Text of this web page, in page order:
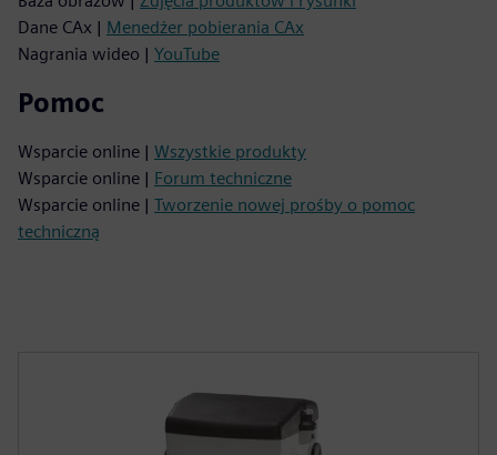
Dane CAx | Menedżer pobierania CAx
Nagrania wideo | YouTube
Pomoc
Wsparcie online | Wszystkie produkty
Wsparcie online | Forum techniczne
Wsparcie online | Tworzenie nowej prośby o pomoc
techniczną